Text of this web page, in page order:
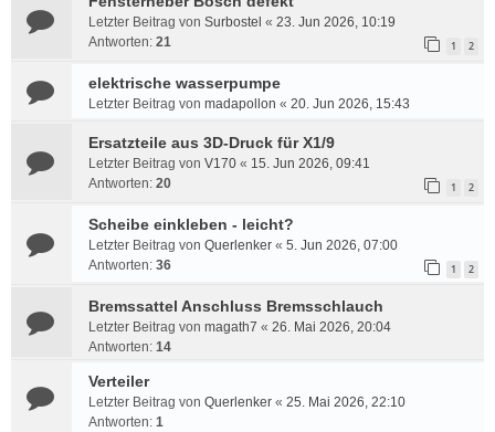
Letzter Beitrag von Surbostel « 23. Jun 2026, 10:19
Antworten: 21 1 2
elektrische wasserpumpe
Letzter Beitrag von madapollon « 20. Jun 2026, 15:43
Ersatzteile aus 3D-Druck für X1/9
Letzter Beitrag von V170 « 15. Jun 2026, 09:41
Antworten: 20 1 2
Scheibe einkleben - leicht?
Letzter Beitrag von Querlenker « 5. Jun 2026, 07:00
Antworten: 36 1 2
Bremssattel Anschluss Bremsschlauch
Letzter Beitrag von magath7 « 26. Mai 2026, 20:04
Antworten: 14
Verteiler
Letzter Beitrag von Querlenker « 25. Mai 2026, 22:10
Antworten: 1